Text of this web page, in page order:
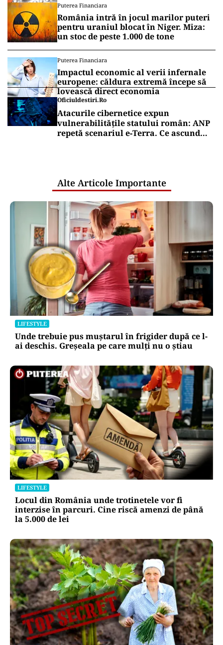
Puterea Financiara
România intră în jocul marilor puteri
pentru uraniul blocat în Niger. Miza:
un stoc de peste 1.000 de tone
Puterea Financiara
Impactul economic al verii infernale
europene: căldura extremă începe să
lovească direct economia
Oficiuldestiri.ro
Atacurile cibernetice expun
vulnerabilitățile statului român: ANP
repetă scenariul e‑Terra. Ce ascund
Alte Articole Importante
LIFESTYLE
Unde trebuie pus muștarul în frigider după ce l-
ai deschis. Greșeala pe care mulți nu o știau
LIFESTYLE
Locul din România unde trotinetele vor fi
interzise în parcuri. Cine riscă amenzi de până
la 5.000 de lei